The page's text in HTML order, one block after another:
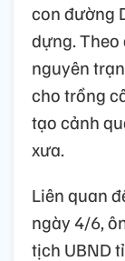
con đường
dựng. Theo
nguyên
cho trồng
tạo cảnh
xưa.
Liên quan
ngày 4/6,
tịch UBND